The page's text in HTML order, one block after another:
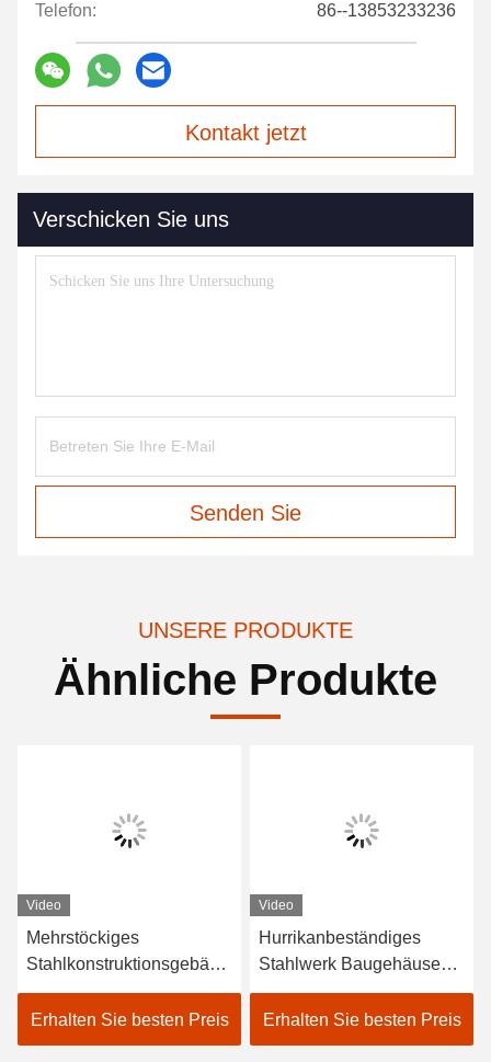
Telefon: 86--13853233236
Kontakt jetzt
Verschicken Sie uns
Senden Sie
UNSERE PRODUKTE
Ähnliche Produkte
Video
Mehrstöckiges
Stahlkonstruktionsgebäud
e Industrielager
Fabrikgebäude
Erhalten Sie besten Preis
Video
Hurrikanbeständiges
Stahlwerk Baugehäuse
Metalllager Hangar
Bürogebäude
Erhalten Sie besten Preis